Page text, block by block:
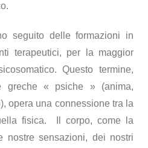
seguito delle formazioni in
terapeutici, per la maggior
Questo termine,
greche « psiche » (anima,
opera una connessione tra la
fisica. Il corpo, come la
nostre sensazioni, dei nostri